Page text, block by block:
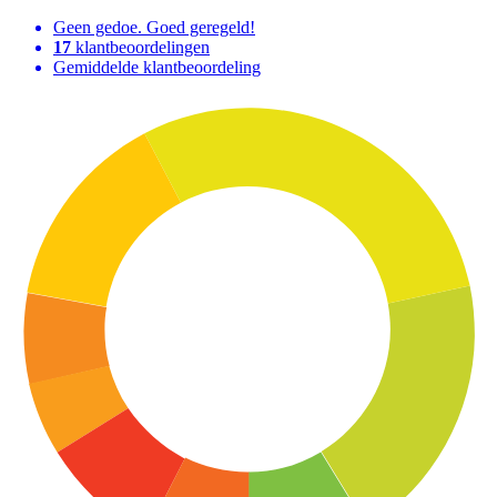
Geen gedoe. Goed geregeld!
17 klantbeoordelingen
Gemiddelde klantbeoordeling